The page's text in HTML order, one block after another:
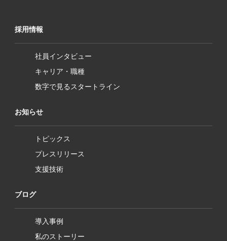
採用情報
社員インタビュー
キャリア・職種
数字で見るスタートライン
お知らせ
トピックス
プレスリリース
支援技術
ブログ
導入事例
私のストーリー